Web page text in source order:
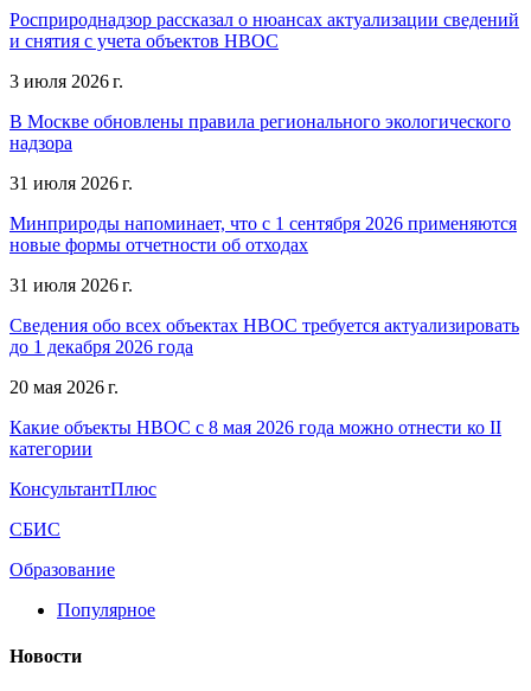
Росприроднадзор рассказал о нюансах актуализации сведений
и снятия с учета объектов НВОС
3 июля 2026 г.
В Москве обновлены правила регионального экологического
надзора
31 июля 2026 г.
Минприроды напоминает, что с 1 сентября 2026 применяются
новые формы отчетности об отходах
31 июля 2026 г.
Сведения обо всех объектах НВОС требуется актуализировать
до 1 декабря 2026 года
20 мая 2026 г.
Какие объекты НВОС с 8 мая 2026 года можно отнести ко II
категории
КонсультантПлюс
СБИС
Образование
Популярное
Новости